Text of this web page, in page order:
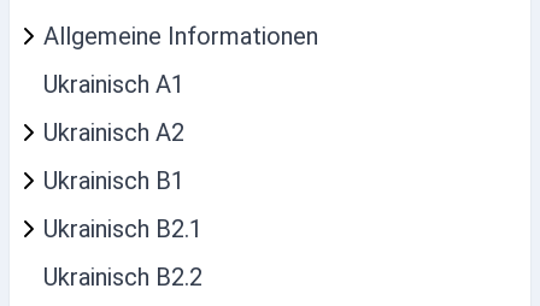
Allgemeine Informationen
Ukrainisch A1
Ukrainisch A2
Ukrainisch B1
Ukrainisch B2.1
Ukrainisch B2.2